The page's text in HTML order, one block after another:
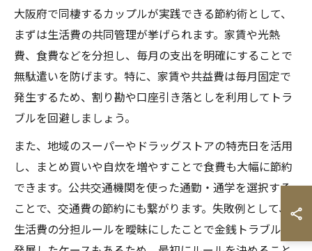
大阪府で同棲するカップルが実践できる節約術として、
まずは生活費の共同管理が挙げられます。家賃や光熱
費、食費などを分担し、毎月の支出を明確にすることで
無駄遣いを防げます。特に、家賃や共益費は毎月固定で
発生するため、割り勘や口座引き落としを利用してトラ
ブルを回避しましょう。
また、地域のスーパーやドラッグストアの特売日を活用
し、まとめ買いや自炊を増やすことで食費も大幅に節約
できます。公共交通機関を使った通勤・通学を選択する
ことで、交通費の節約にも繋がります。失敗例として、
生活費の分担ルールを曖昧にしたことで金銭トラブルに